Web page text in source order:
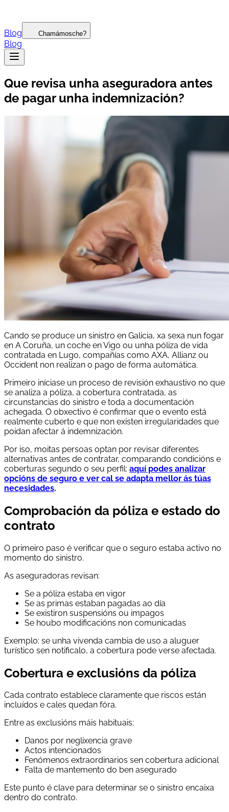
Blog Chamámosche?
Blog
Que revisa unha aseguradora antes
de pagar unha indemnización?
Cando se produce un sinistro en Galicia, xa sexa nun fogar
en A Coruña, un coche en Vigo ou unha póliza de vida
contratada en Lugo, compañías como AXA, Allianz ou
Occident non realizan o pago de forma automática.
Primeiro iníciase un proceso de revisión exhaustivo no que
se analiza a póliza, a cobertura contratada, as
circunstancias do sinistro e toda a documentación
achegada. O obxectivo é confirmar que o evento está
realmente cuberto e que non existen irregularidades que
poidan afectar á indemnización.
Por iso, moitas persoas optan por revisar diferentes
alternativas antes de contratar, comparando condicións e
coberturas segundo o seu perfil: aquí podes analizar
opcións de seguro e ver cal se adapta mellor ás túas
necesidades.
Comprobación da póliza e estado do
contrato
O primeiro paso é verificar que o seguro estaba activo no
momento do sinistro.
As aseguradoras revisan:
Se a póliza estaba en vigor
Se as primas estaban pagadas ao día
Se existiron suspensións ou impagos
Se houbo modificacións non comunicadas
Exemplo: se unha vivenda cambia de uso a aluguer
turístico sen notificalo, a cobertura pode verse afectada.
Cobertura e exclusións da póliza
Cada contrato establece claramente que riscos están
incluídos e cales quedan fóra.
Entre as exclusións máis habituais:
Danos por neglixencia grave
Actos intencionados
Fenómenos extraordinarios sen cobertura adicional
Falta de mantemento do ben asegurado
Este punto é clave para determinar se o sinistro encaixa
dentro do contrato.